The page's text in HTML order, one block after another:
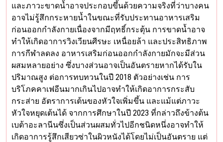
และภาวะขาดน้ำอาจประกอบขึ้นด้วยความจริงที่ว่าบางคน
อาจไม่รู้สึกกระหายน้ำในขณะที่รับประทานอาหารเสริม
ก่อนออกกำลังกายเนื่องจากมีฤทธิ์กระตุ้น การขาดน้ำอาจ
ทำให้เกิดอาการวิงเวียนศีรษะ เหนื่อยล้า และประสิทธิภาพ
การกีฬาลดลง อาหารเสริมก่อนออกกำลังกายมักจะมีส่วน
ผสมหลายอย่าง ซึ่งบางส่วนอาจเป็นอันตรายหากได้รับใน
ปริมาณสูง ต่อการทบทวนในปี 2018 ตัวอย่างเช่น การ
บริโภคคาเฟอีนมากเกินไปอาจทำให้เกิดอาการกระสับ
กระส่าย อัตราการเต้นของหัวใจเพิ่มขึ้น และแม้แต่ภาวะ
หัวใจหยุดเต้นได้ จากการศึกษาในปี 2023 ที่กล่าวถึงข้างต้น
เบต้าอะลานีนซึ่งเป็นส่วนผสมทั่วไปอีกชนิดหนึ่งอาจทำให้
เกิดอาการรู้สึกเสียวซ่าในผิวหนังได้โดยไม่เป็นอันตราย แต่